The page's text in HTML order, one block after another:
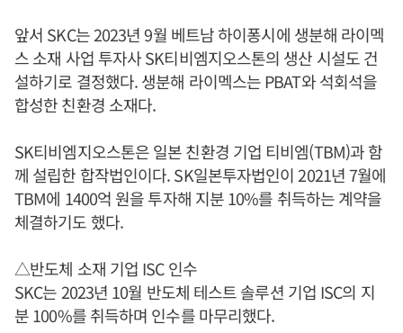
앞서 SKC는 2023년 9월 베트남 하이퐁시에 생분해 라이멕
스 소재 사업 투자사 SK티비엠지오스톤의 생산 시설도 건
설하기로 결정했다. 생분해 라이멕스는 PBAT와 석회석을
합성한 친환경 소재다.
SK티비엠지오스톤은 일본 친환경 기업 티비엠(TBM)과 함
께 설립한 합작법인이다. SK일본투자법인이 2021년 7월에
TBM에 1400억 원을 투자해 지분 10%를 취득하는 계약을
체결하기도 했다.
△반도체 소재 기업 ISC 인수
SKC는 2023년 10월 반도체 테스트 솔루션 기업 ISC의 지
분 100%를 취득하며 인수를 마무리했다.